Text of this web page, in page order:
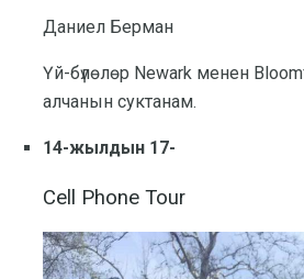
Даниел Берман
Үй-бүлөлөр Newark менен
алчанын суктанам.
14-жылдын 17-
Cell Phone Tour